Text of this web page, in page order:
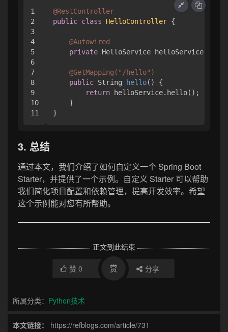
1
2
3
4
5
6
7
8
9
10
@RestController
public class HelloController {
@Autowired
private HelloService helloService;
@GetMapping("/hello")
public String hello()
{
return helloService.hello();
    }
3. 总结
通过本文，我们介绍了如何自定义一个 Spring Boot
Starter，并提供了一个示例。自定义 Starter 可以帮助
我们简化项目配置和依赖管理，提高开发效率。希望
这个示例能对您有所帮助。
正文到此结束
赞 0 赏 分享
所属分类： Python技术
本文链接：
https://refblogs.com/article/731